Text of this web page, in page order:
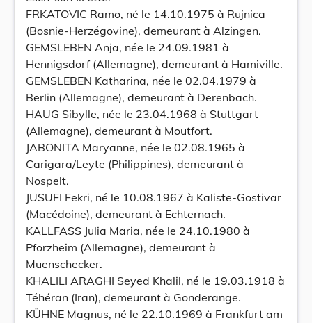
FRKATOVIC Ramo, né le 14.10.1975 à Rujnica
(Bosnie-Herzégovine), demeurant à Alzingen.
GEMSLEBEN Anja, née le 24.09.1981 à
Hennigsdorf (Allemagne), demeurant à Hamiville.
GEMSLEBEN Katharina, née le 02.04.1979 à
Berlin (Allemagne), demeurant à Derenbach.
HAUG Sibylle, née le 23.04.1968 à Stuttgart
(Allemagne), demeurant à Moutfort.
JABONITA Maryanne, née le 02.08.1965 à
Carigara/Leyte (Philippines), demeurant à
Nospelt.
JUSUFI Fekri, né le 10.08.1967 à Kaliste-Gostivar
(Macédoine), demeurant à Echternach.
KALLFASS Julia Maria, née le 24.10.1980 à
Pforzheim (Allemagne), demeurant à
Muenschecker.
KHALILI ARAGHI Seyed Khalil, né le 19.03.1918 à
Téhéran (Iran), demeurant à Gonderange.
KÜHNE Magnus, né le 22.10.1969 à Frankfurt am